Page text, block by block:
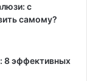
с
самому?
8 эффективных